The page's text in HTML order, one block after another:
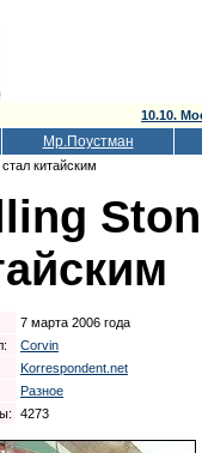
10.10.
Мр.Поустман
китайским
7 марта 2006 года
Corvin
Korrespondent.net
Разное
4273